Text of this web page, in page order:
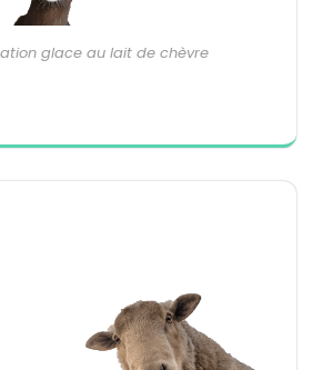
glace au lait de chèvre